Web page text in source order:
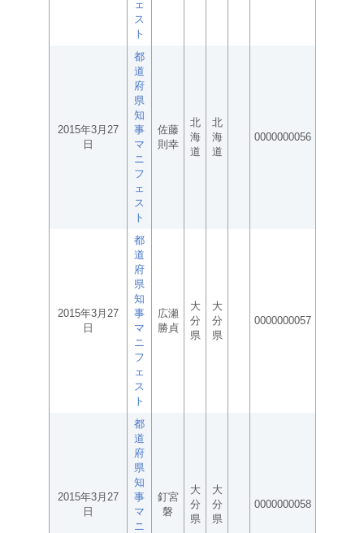
ェ
ス
ト
2015年3月27
日
都
道
府
県
知
事
マ
ニ
フ
ェ
ス
ト
佐藤
則幸
北
海
道
北
海
道
0000000056
2015年3月27
日
都
道
府
県
知
事
マ
ニ
フ
ェ
ス
ト
広瀬
勝貞
大
分
県
大
分
県
0000000057
2015年3月27
日
都
道
府
県
知
事
マ
ニ
釘宮
磐
大
分
県
大
分
県
0000000058